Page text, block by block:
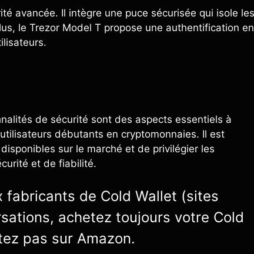
avancée. Il intègre une puce sécurisée qui isole les
le Trezor Model T propose une authentification en
de sécurité sont des aspects essentiels à
débutants en cryptomonnaies. Il est
sur le marché et de privilégier les
et de fiabilité.
de Cold Wallet (sites
achetez toujours votre Cold
pas sur Amazon.